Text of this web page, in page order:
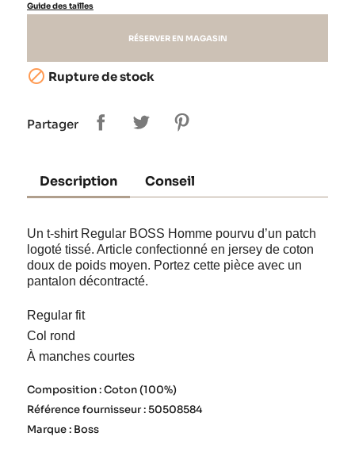
Guide des tailles
RÉSERVER EN MAGASIN
 Rupture de stock
Partager
Description Conseil
Un t-shirt Regular BOSS Homme pourvu d’un patch
logoté tissé. Article confectionné en jersey de coton
doux de poids moyen. Portez cette pièce avec un
pantalon décontracté.
Regular fit
Col rond
À manches courtes
Composition : Coton (100%)
Référence fournisseur : 50508584
Marque : Boss